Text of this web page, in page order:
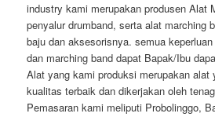
industry kami merupakan produsen Alat
penyalur drumband, serta alat marching
baju dan aksesorisnya. semua
dan marching band dapat Bapak/Ibu
Alat yang kami produksi merupakan alat
kualitas terbaik dan dikerjakan oleh
Pemasaran kami meliputi Probolinggo,